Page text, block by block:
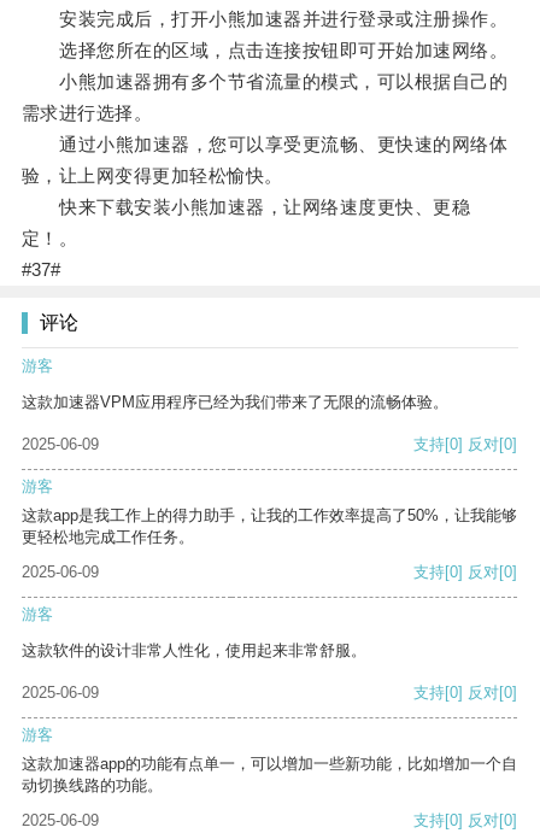
安装完成后，打开小熊加速器并进行登录或注册操作。
选择您所在的区域，点击连接按钮即可开始加速网络。
小熊加速器拥有多个节省流量的模式，可以根据自己的
需求进行选择。
通过小熊加速器，您可以享受更流畅、更快速的网络体
验，让上网变得更加轻松愉快。
快来下载安装小熊加速器，让网络速度更快、更稳
定！。
#37#
评论
游客
这款加速器VPM应用程序已经为我们带来了无限的流畅体验。
2025-06-09 支持[0] 反对[0]
游客
这款app是我工作上的得力助手，让我的工作效率提高了50%，让我能够
更轻松地完成工作任务。
2025-06-09
支持[0] 反对[0]
游客
这款软件的设计非常人性化，使用起来非常舒服。
2025-06-09 支持[0] 反对[0]
游客
这款加速器app的功能有点单一，可以增加一些新功能，比如增加一个自
动切换线路的功能。
2025-06-09
支持[0] 反对[0]